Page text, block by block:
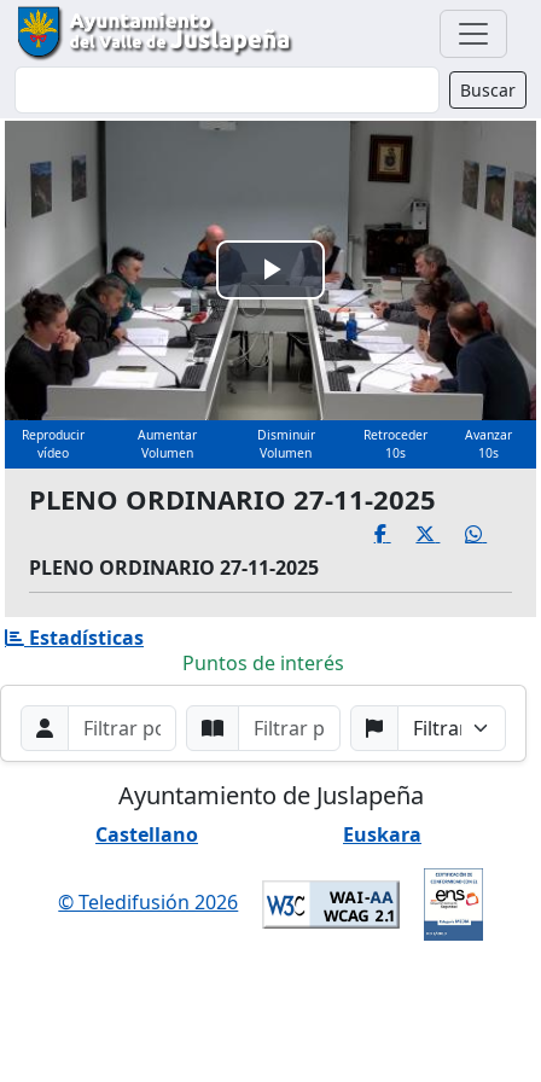
Buscador Buscar
Reproducir
Vídeo
Reproducir
vídeo
Aumentar
Volumen
Disminuir
Volumen
Retroceder
10s
Avanzar
10s
PLENO ORDINARIO 27-11-2025
PLENO ORDINARIO 27-11-2025
Estadísticas
Puntos de interés
Filtros de búsqueda
Buscar por OradorBuscar por Punto Buscar por Partido
Buscar
Ayuntamiento de Juslapeña
Castellano Euskara
© Teledifusión 2026